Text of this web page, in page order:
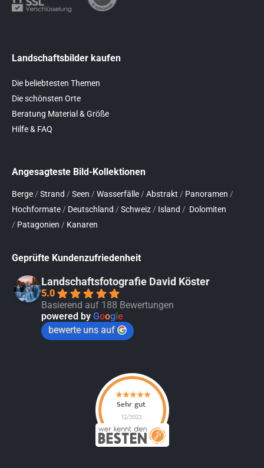
Landschaftsbilder kaufen
Die beliebtesten Themen
Die schönsten Orte
Beratung Material & Größe
Hilfe & FAQ
Angesagteste Bild-Kollektionen
Berge / Strand / Seen / Wasserfälle / Abstrakt / Panoramen /
Hochformate / Deutschland / Schweiz / Island / Dolomiten
/ Patagonien / Kanaren
Geprüfte Kundenzufriedenheit
Landschaftsfotografie David Köster
5.0
Basierend auf 188 Bewertungen
powered by Google
bewerte uns auf